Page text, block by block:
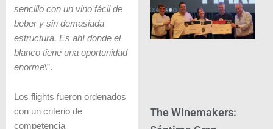
sencillo con un vino fácil de
beber y sin demasiada
estructura. Es ahí donde el
blanco tiene una oportunidad
enorme\”.
Los flights fueron ordenados
con un criterio de
competencia
The Winemakers: